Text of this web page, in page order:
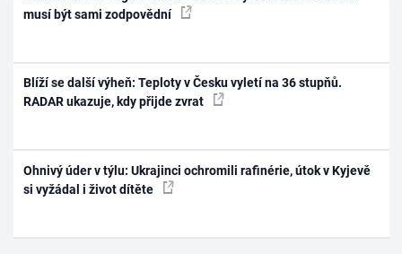
musí být sami zodpovědní
Blíží se další výheň: Teploty v Česku vyletí na 36 stupňů.
RADAR ukazuje, kdy přijde zvrat
Ohnivý úder v týlu: Ukrajinci ochromili rafinérie, útok v Kyjevě
si vyžádal i život dítěte